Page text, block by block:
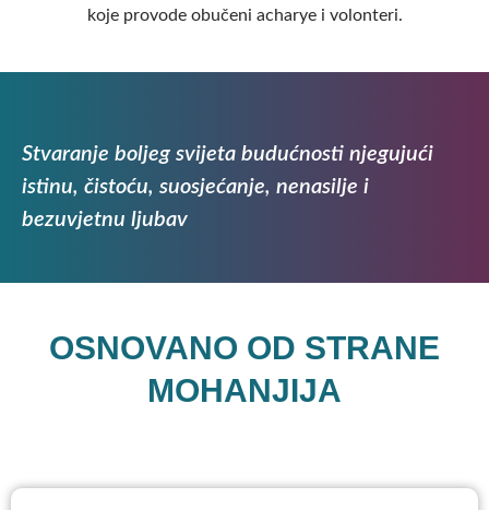
koje provode obučeni acharye i volonteri.
Stvaranje boljeg svijeta budućnosti njegujući
istinu, čistoću, suosjećanje, nenasilje i
bezuvjetnu ljubav
OSNOVANO OD STRANE
MOHANJIJA